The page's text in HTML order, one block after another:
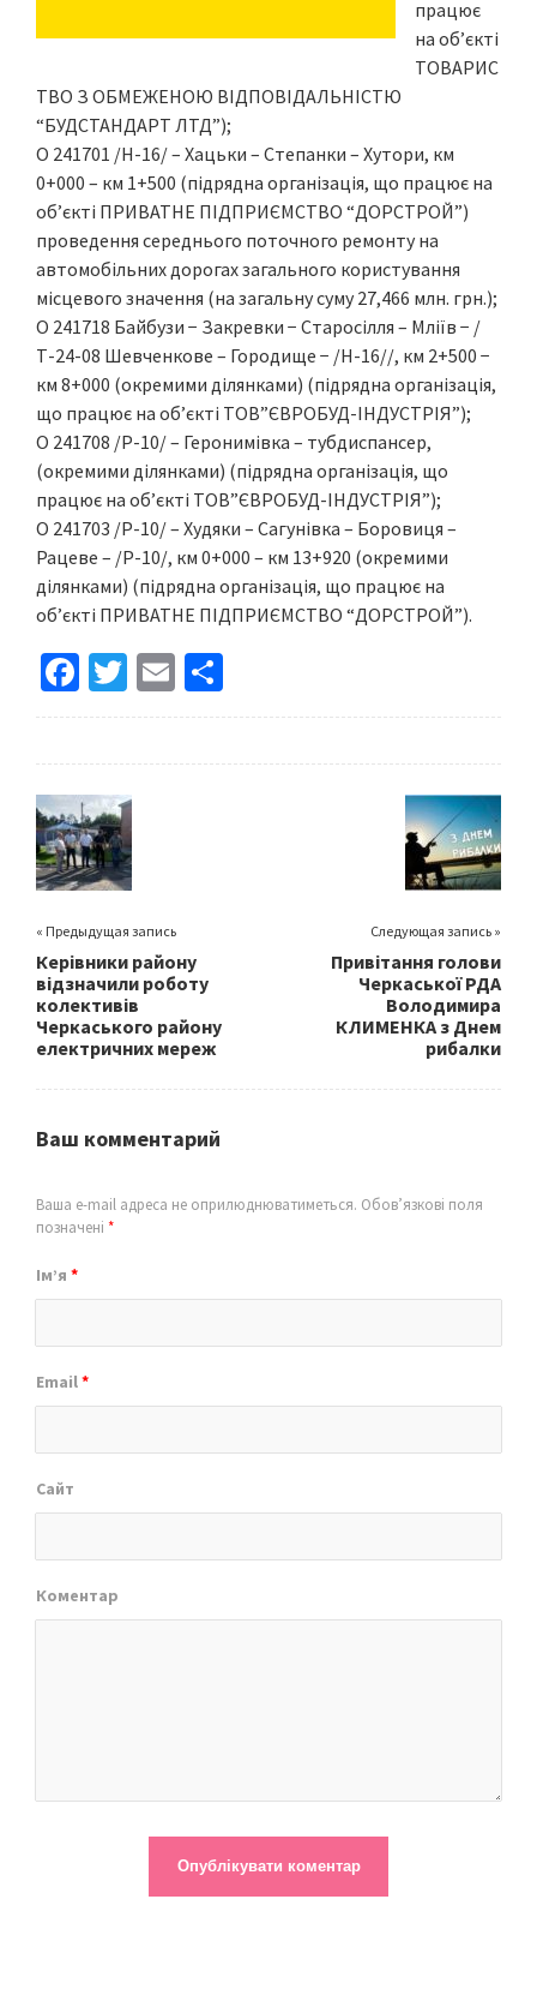
працює
на об’єкті
ТОВАРИС
ТВО З ОБМЕЖЕНОЮ ВІДПОВІДАЛЬНІСТЮ
“БУДСТАНДАРТ ЛТД”);
О 241701 /Н-16/ – Хацьки – Степанки – Хутори, км
0+000 – км 1+500 (підрядна організація, що працює на
об’єкті ПРИВАТНЕ ПІДПРИЄМСТВО “ДОРСТРОЙ”)
проведення середнього поточного ремонту на
автомобільних дорогах загального користування
місцевого значення (на загальну суму 27,466 млн. грн.);
О 241718 Байбузи − Закревки − Старосілля – Мліїв − /
Т-24-08 Шевченкове – Городище − /Н-16//, км 2+500 −
км 8+000 (окремими ділянками) (підрядна організація,
що працює на об’єкті ТОВ”ЄВРОБУД-ІНДУСТРІЯ”);
О 241708 /Р-10/ – Геронимівка – тубдиспансер,
(окремими ділянками) (підрядна організація, що
працює на об’єкті ТОВ”ЄВРОБУД-ІНДУСТРІЯ”);
О 241703 /Р-10/ – Худяки – Сагунівка – Боровиця –
Рацеве – /Р-10/, км 0+000 – км 13+920 (окремими
ділянками) (підрядна організація, що працює на
об’єкті ПРИВАТНЕ ПІДПРИЄМСТВО “ДОРСТРОЙ”).
Fa
ce
o
o
k
T
wi
er
E
m h
« Предыдущая запись
Керівники району
відзначили роботу
колективів
Черкаського району
електричних мереж
Следующая запись »
Привітання голови
Черкаської РДА
Володимира
КЛИМЕНКА з Днем
рибалки
Ваш комментарий
Ваша e-mail адреса не оприлюднюватиметься. Обов’язкові поля
позначені *
Ім’я *
Email*
Сайт
Коментар